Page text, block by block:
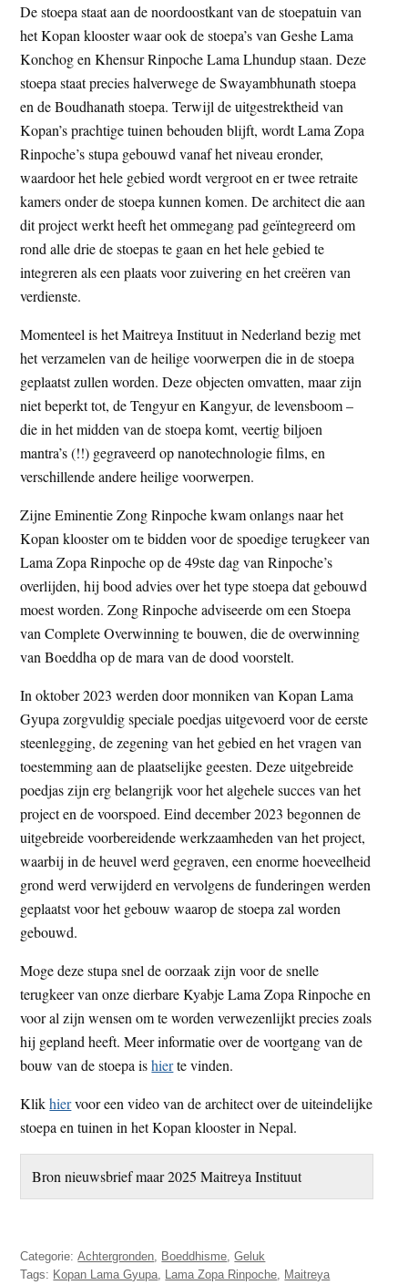
De stoepa staat aan de noordoostkant van de stoepatuin van
het Kopan klooster waar ook de stoepa’s van Geshe Lama
Konchog en Khensur Rinpoche Lama Lhundup staan. Deze
stoepa staat precies halverwege de Swayambhunath stoepa
en de Boudhanath stoepa. Terwijl de uitgestrektheid van
Kopan’s prachtige tuinen behouden blijft, wordt Lama Zopa
Rinpoche’s stupa gebouwd vanaf het niveau eronder,
waardoor het hele gebied wordt vergroot en er twee retraite
kamers onder de stoepa kunnen komen. De architect die aan
dit project werkt heeft het ommegang pad geïntegreerd om
rond alle drie de stoepas te gaan en het hele gebied te
integreren als een plaats voor zuivering en het creëren van
verdienste.
Momenteel is het Maitreya Instituut in Nederland bezig met
het verzamelen van de heilige voorwerpen die in de stoepa
geplaatst zullen worden. Deze objecten omvatten, maar zijn
niet beperkt tot, de Tengyur en Kangyur, de levensboom –
die in het midden van de stoepa komt, veertig biljoen
mantra’s (!!) gegraveerd op nanotechnologie films, en
verschillende andere heilige voorwerpen.
Zijne Eminentie Zong Rinpoche kwam onlangs naar het
Kopan klooster om te bidden voor de spoedige terugkeer van
Lama Zopa Rinpoche op de 49ste dag van Rinpoche’s
overlijden, hij bood advies over het type stoepa dat gebouwd
moest worden. Zong Rinpoche adviseerde om een Stoepa
van Complete Overwinning te bouwen, die de overwinning
van Boeddha op de mara van de dood voorstelt.
In oktober 2023 werden door monniken van Kopan Lama
Gyupa zorgvuldig speciale poedjas uitgevoerd voor de eerste
steenlegging, de zegening van het gebied en het vragen van
toestemming aan de plaatselijke geesten. Deze uitgebreide
poedjas zijn erg belangrijk voor het algehele succes van het
project en de voorspoed. Eind december 2023 begonnen de
uitgebreide voorbereidende werkzaamheden van het project,
waarbij in de heuvel werd gegraven, een enorme hoeveelheid
grond werd verwijderd en vervolgens de funderingen werden
geplaatst voor het gebouw waarop de stoepa zal worden
gebouwd.
Moge deze stupa snel de oorzaak zijn voor de snelle
terugkeer van onze dierbare Kyabje Lama Zopa Rinpoche en
voor al zijn wensen om te worden verwezenlijkt precies zoals
hij gepland heeft. Meer informatie over de voortgang van de
bouw van de stoepa ishierte vinden.
Klikhiervoor een video van de architect over de uiteindelijke
stoepa en tuinen in het Kopan klooster in Nepal.
Bron nieuwsbrief maar 2025 Maitreya Instituut
Categorie:Achtergronden, Boeddhisme,Geluk
Tags: Kopan Lama Gyupa, Lama Zopa Rinpoche, Maitreya